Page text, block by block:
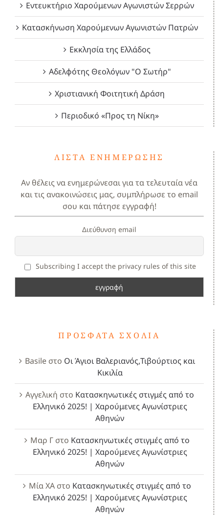
Εντευκτήριο Χαρούμενων Αγωνιστών Σερρών
Κατασκήνωση Χαρούμενων Αγωνιστών Πατρών
Εκκλησία της Ελλάδος
Αδελφότης Θεολόγων "Ο Σωτήρ"
Χριστιανική Φοιτητική Δράση
Περιοδικό «Προς τη Νίκη»
ΛΊΣΤΑ ΕΝΗΜΈΡΩΣΗΣ
Αν θέλεις να ενημερώνεσαι για τα τελευταία νέα
και τις ανακοινώσεις μας, συμπλήρωσε το email
σου και πάτησε εγγραφή!
Διεύθυνση email
Subscribing I accept the privacy rules of this site
ΠΡΌΣΦΑΤΑ ΣΧΌΛΙΑ
Basileστο Οι Άγιοι Βαλεριανός,Τιβούρτιος και
Κικιλία
Αγγελική στο Κατασκηνωτικές στιγμές από το
Ελληνικό 2025! | Χαρούμενες Αγωνίστριες
Αθηνών
Μαρ Γστο Κατασκηνωτικές στιγμές από το
Ελληνικό 2025! | Χαρούμενες Αγωνίστριες
Αθηνών
Μία ΧΑστο Κατασκηνωτικές στιγμές από το
Ελληνικό 2025! | Χαρούμενες Αγωνίστριες
Αθηνών